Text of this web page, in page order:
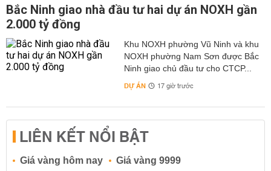
Bắc Ninh giao nhà đầu tư hai dự án NOXH gần
2.000 tỷ đồng
Khu NOXH phường Vũ Ninh và khu
NOXH phường Nam Sơn được Bắc
Ninh giao chủ đầu tư cho CTCP...
DỰ ÁN 17 giờ trước
LIÊN KẾT NỔI BẬT
Giá vàng hôm nay
Giá vàng 9999